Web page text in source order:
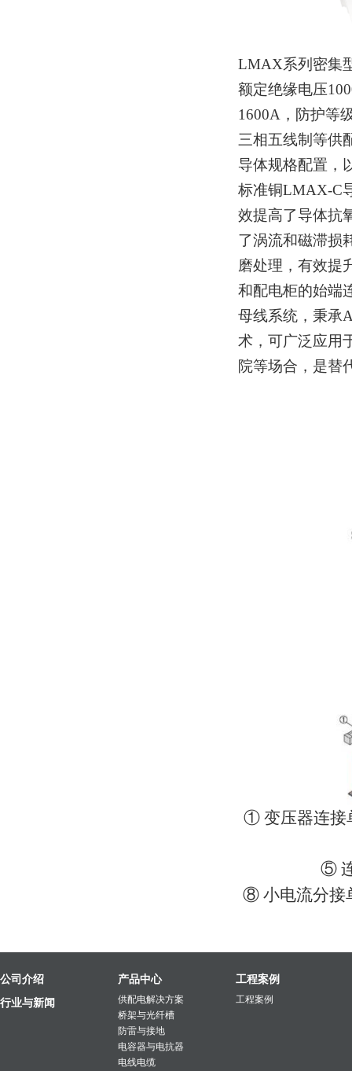
LMAX系列密集
额定绝缘电压
1600A，防护等
三相五线制等供
导体规格配置，
标准铜LMAX-C
效提高了导体抗
了涡流和磁滞损
磨处理，有效提
和配电柜的始端
母线系统，秉承
术，可广泛应用
院等场合，是替
① 变压器连接
⑤ 连
⑧ 小电流分接
公司介绍
行业与新闻
产品中心
供配电解决方案
桥架与光纤槽
防雷与接地
电容器与电抗器
电线电缆
工程案例
工程案例